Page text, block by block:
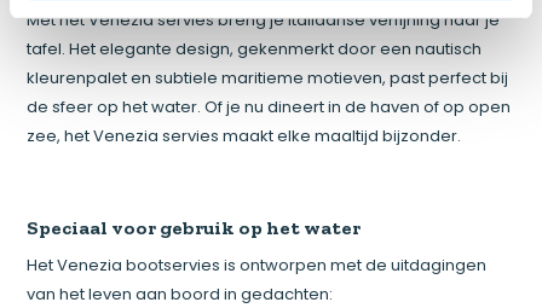
Met het Venezia servies breng je Italiaanse verfijning naar je
tafel. Het elegante design, gekenmerkt door een nautisch
kleurenpalet en subtiele maritieme motieven, past perfect bij
de sfeer op het water. Of je nu dineert in de haven of op open
zee, het Venezia servies maakt elke maaltijd bijzonder.
Speciaal voor gebruik op het water
Het Venezia bootservies is ontworpen met de uitdagingen
van het leven aan boord in gedachten: